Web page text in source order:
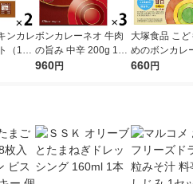
ンカレ
（1個
100k
ボンカレーネオ 牛肉
の旨み 中辛 200g 1セ
ット（1個×3）大塚食
960円
大塚食品 こ
めのボンカレ
ト（3食） レ
660円